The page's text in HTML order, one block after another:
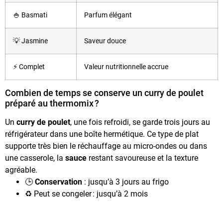
🍚 Basmati Parfum élégant
💡 Jasmine Saveur douce
⚡ Complet Valeur nutritionnelle accrue
Combien de temps se conserve un curry de poulet
préparé au thermomix ?
Un curry de poulet, une fois refroidi, se garde trois jours au
réfrigérateur dans une boîte hermétique. Ce type de plat
supporte très bien le réchauffage au micro-ondes ou dans
une casserole, la sauce restant savoureuse et la texture
agréable.
🕒 Conservation : jusqu’à 3 jours au frigo
♻️ Peut se congeler : jusqu’à 2 mois